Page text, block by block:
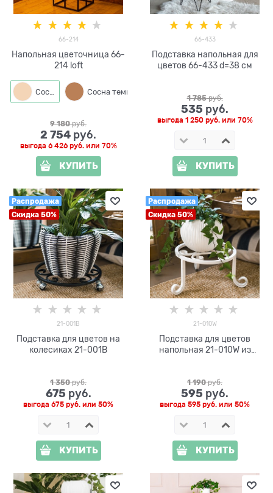
66-214
Напольная цветочница 66-
214 loft
9 180 руб.
2 754 руб.
выгода 6 426 руб.или 70%
КУПИТЬ
66-433
Подставка напольная для
цветов 66-433 d=38 см
1 785 руб.
535 руб.
выгода 1 250 руб.или 70%
КУПИТЬ
Распродажа
Скидка 50%
21-001B
Подставка для цветов на
колесиках 21-001B
1 350 руб.
675 руб.
выгода 675 руб. или 50%
КУПИТЬ
Распродажа
Скидка 50%
21-010W
Подставка для цветов
напольная 21-010W из
1 190 руб.
595 руб.
выгода 595 руб. или 50%
КУПИТЬ